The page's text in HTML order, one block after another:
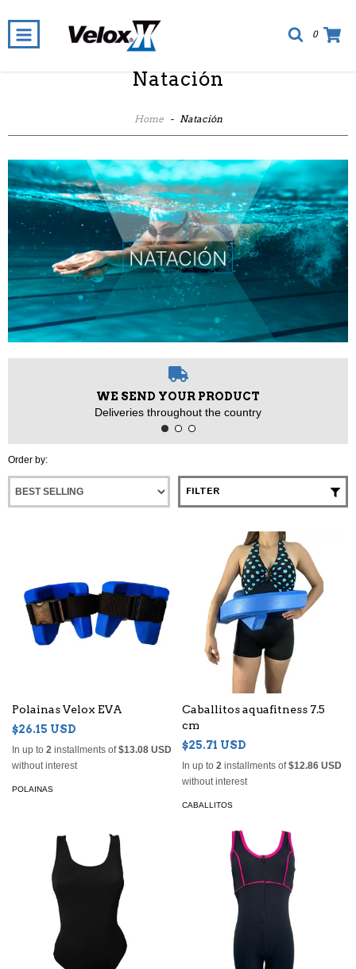
0
Natación
Home - Natación
WE SEND YOUR PRODUCT
Deliveries throughout the country
Order by:
FILTER
Polainas Velox EVA
$26.15 USD
In up to 2 installments of$13.08 USD
without interest
POLAINAS
Caballitos aquafitness 7.5
cm
$25.71 USD
In up to 2 installments of$12.86 USD
without interest
CABALLITOS